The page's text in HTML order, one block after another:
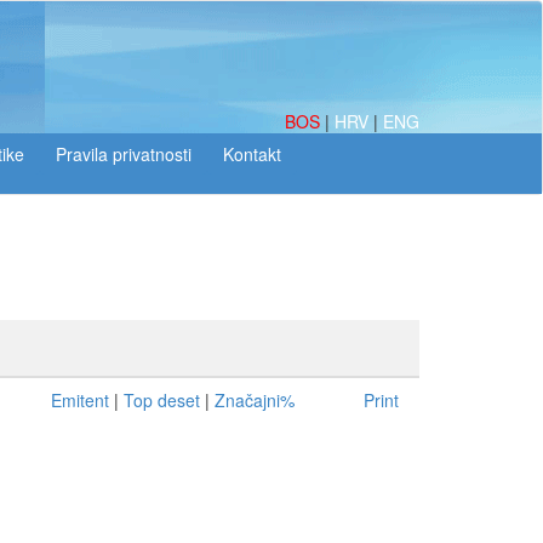
BOS | HRV | ENG
Emitent | Top deset | Značajni% Print